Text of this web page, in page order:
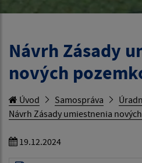
Návrh Zásady
nových
Úvod Samospráva
Návrh Zásady umiestnenia
19.12.2024